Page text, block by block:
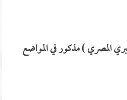
المصري ) مذكور في المواضع